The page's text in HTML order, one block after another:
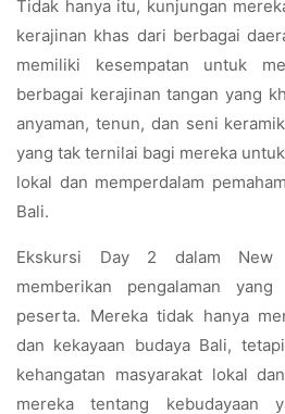
Tidak hanya itu, kunjungan
kerajinan khas dari berbagai
memiliki kesempatan untuk
berbagai kerajinan tangan yang
anyaman, tenun, dan seni
yang tak ternilai bagi mereka
lokal dan memperdalam
Bali.
Ekskursi Day 2 dalam New
memberikan pengalaman
peserta. Mereka tidak hanya
dan kekayaan budaya Bali,
kehangatan masyarakat lokal
mereka tentang kebudayaan